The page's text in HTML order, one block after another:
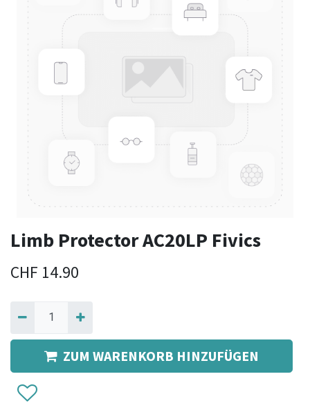
Limb Protector AC20LP Fivics
CHF 14.90
ZUM WARENKORB HINZUFÜGEN